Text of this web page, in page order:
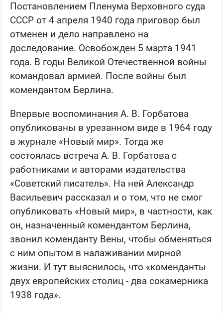
Постановлением Пленума Верховного суда
СССР от 4 апреля 1940 года приговор был
отменен и дело направлено на
доследование. Освобожден 5 марта 1941
года. В годы Великой Отечественной войны
командовал армией. После войны был
комендантом Берлина.
Впервые воспоминания А. В. Горбатова
опубликованы в урезанном виде в 1964 году
в журнале «Новый мир». Тогда же
состоялась встреча А. В. Горбатова с
работниками и авторами издательства
«Советский писатель». На ней Александр
Васильевич рассказал и о том, что не смог
опубликовать «Новый мир», в частности, как
он, назначенный комендантом Берлина,
звонил коменданту Вены, чтобы обменяться
с ним опытом в налаживании мирной
жизни. И тут выяснилось, что «коменданты
двух европейских столиц - два сокамерника
1938 года».